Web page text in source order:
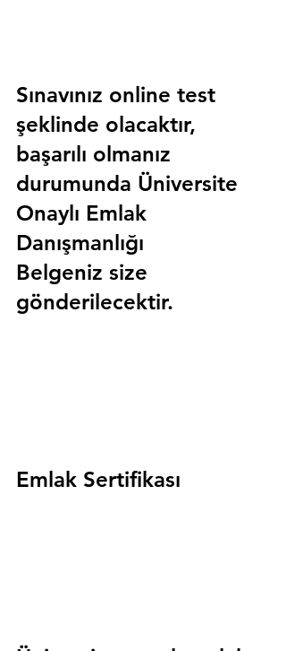
Sınavınız online test
şeklinde olacaktır,
başarılı olmanız
durumunda Üniversite
Onaylı Emlak
Danışmanlığı
Belgeniz size
gönderilecektir.
Emlak Sertifikası